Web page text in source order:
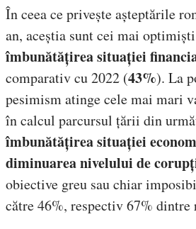
În ceea ce privește așteptările
an, aceștia sunt cei mai
îmbunătățirea situației
comparativ cu 2022 (43%). La
pesimism atinge cele mai mari
în calcul parcursul țării din
îmbunătățirea situației
diminuarea nivelului de
obiective greu sau chiar
către 46%, respectiv 67% dintre